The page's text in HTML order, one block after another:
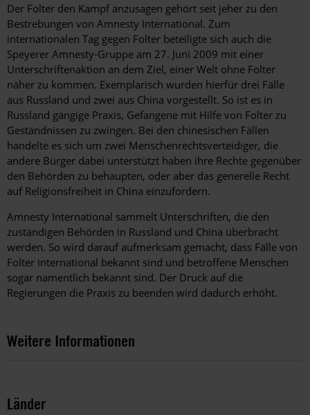
Der Folter den Kampf anzusagen gehört seit jeher zu den
Bestrebungen von Amnesty International. Zum
internationalen Tag gegen Folter beteiligte sich auch die
Speyerer Amnesty-Gruppe am 27. Juni 2009 mit einer
Unterschriftenaktion an dem Ziel, einer Welt ohne Folter
näher zu kommen. Exemplarisch wurden hierfür drei Fälle
aus Russland und zwei aus China vorgestellt. So ist es in
Russland gängige Praxis, Gefangene mit Hilfe von Folter zu
Geständnissen zu zwingen. Bei den chinesischen Fällen
handelte es sich um zwei Menschenrechtsverteidiger, die
andere Bürger dabei unterstützt haben ihre Rechte gegenüber
den Behörden zu behaupten, oder aber das generelle Recht
auf Religionsfreiheit in China einzufordern.
Amnesty International sammelt Unterschriften, die den
zuständigen Behörden in Russland und China überbracht
werden. So wird darauf aufmerksam gemacht, dass Fälle von
Folter international bekannt sind und betroffene Menschen
sogar namentlich bekannt sind. Der Druck auf die
Regierungen die Praxis zu beenden wird dadurch erhöht.
Weitere Informationen
Länder